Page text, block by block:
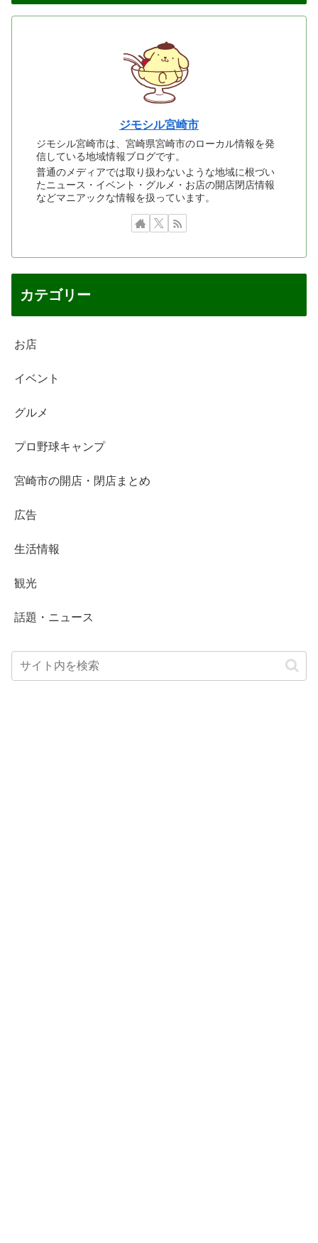
ジモシル宮崎市
ジモシル宮崎市は、宮崎県宮崎市のローカル情報を発
信している地域情報ブログです。
普通のメディアでは取り扱わないような地域に根づい
たニュース・イベント・グルメ・お店の開店閉店情報
などマニアックな情報を扱っています。
カテゴリー
お店
イベント
グルメ
プロ野球キャンプ
宮崎市の開店・閉店まとめ
広告
生活情報
観光
話題・ニュース